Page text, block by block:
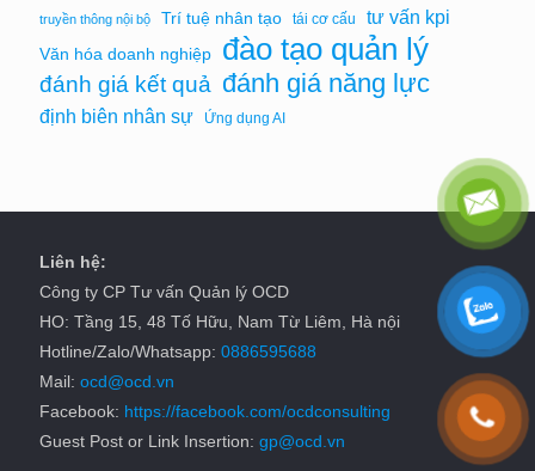
truyền thông nội bộ Trí tuệ nhân tạo tái cơ cấu tư vấn kpi
Văn hóa doanh nghiệp đào tạo quản lý
đánh giá kết quả đánh giá năng lực
định biên nhân sự Ứng dụng AI
Liên hệ:
Công ty CP Tư vấn Quản lý OCD
HO: Tầng 15, 48 Tố Hữu, Nam Từ Liêm, Hà nội
Hotline/Zalo/Whatsapp: 0886595688
Mail: ocd@ocd.vn
Facebook: https://facebook.com/ocdconsulting
Guest Post or Link Insertion: gp@ocd.vn